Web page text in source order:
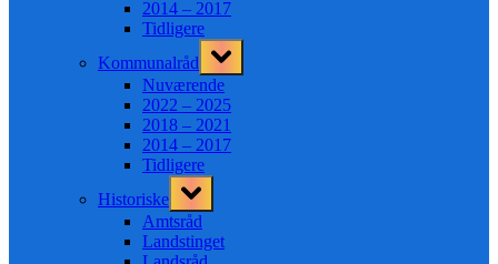
2014 – 2017
Tidligere
Kommunalråd
Toggle
sub-
menu
Nuværende
2022 – 2025
2018 – 2021
2014 – 2017
Tidligere
Historiske
Toggle
sub-
menu
Amtsråd
Landstinget